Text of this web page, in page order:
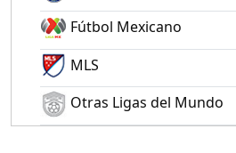
Fútbol Mexicano
MLS
Otras Ligas del Mundo